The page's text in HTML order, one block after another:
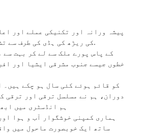
کی ریڑھ کی ہڈی کی طرف سے تشکیل کردہ ایک ٹیم ہے.
خطوں جیسے جنوب مشرقی ایشیا اور
دوران، ہم نے مسلسل ترقی اور ترقی
ہم انڈسٹری میں
ساتھ ایک خوبصورت ماحول میں